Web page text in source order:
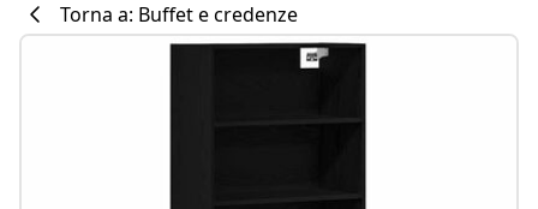
Torna a: Buffet e credenze